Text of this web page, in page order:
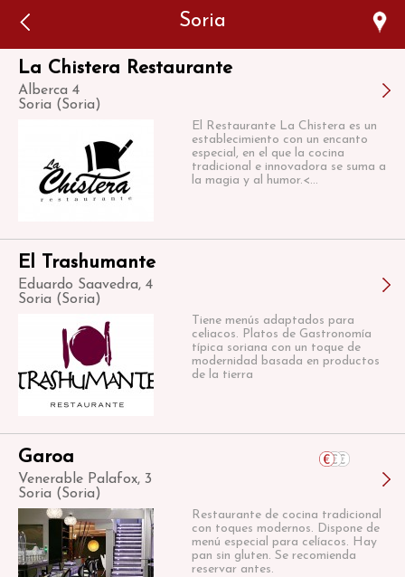
Soria
La Chistera Restaurante
Alberca 4
Soria (Soria)
El Restaurante La Chistera es un
establecimiento con un encanto
especial, en el que la cocina
tradicional e innovadora se suma a
la magia y al humor.<...
El Trashumante
Eduardo Saavedra, 4
Soria (Soria)
Tiene menús adaptados para
celiacos. Platos de Gastronomía
típica soriana con un toque de
modernidad basada en productos
de la tierra
Garoa
Venerable Palafox, 3
Soria (Soria)
Restaurante de cocina tradicional
con toques modernos. Dispone de
menú especial para celíacos. Hay
pan sin gluten. Se recomienda
reservar antes.
authorized to show the cookie declaration for domain group
ID 546ddaab-b478-4440-aa8a-3b0205284212. Please add it to
the domain group in the Cookiebot Manager to authorize
the domain.